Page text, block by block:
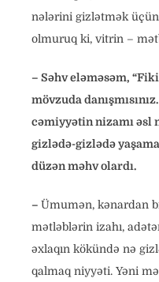
nələrini gizlətmək üçün
olmuruq ki, vitrin –
– Səhv eləməsəm,
mövzuda
cəmiyyətin nizamı
gizlədə-gizlədə
düzən məhv olardı.
– Ümumən, kənardan
mətləblərin izahı,
əxlaqın kökündə nə
qalmaq niyyəti. Yəni